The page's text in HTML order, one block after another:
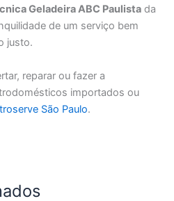
Geladeira ABC Paulista da
de um serviço bem
justo.
reparar ou fazer a
importados ou
São Paulo.